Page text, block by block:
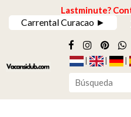
Lastminute?
Carrental Curacao ►